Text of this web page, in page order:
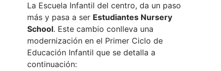
La Escuela Infantil del centro, da un paso
más y pasa a ser Estudiantes Nursery
School. Este cambio conlleva una
modernización en el Primer Ciclo de
Educación Infantil que se detalla a
continuación: